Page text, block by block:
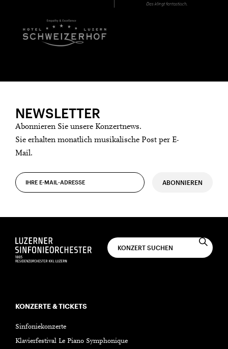
NEWSLETTER
Abonnieren Sie unsere Konzertnews.
Sie erhalten monatlich musikalische Post per E-
Mail.
ABONNIEREN
KONZERTE & TICKETS
Sinfoniekonzerte
Klavierfestival Le Piano Symphonique